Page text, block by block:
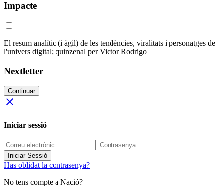
Impacte
El resum analític (i àgil) de les tendències, viralitats i personatges de
l'univers digital; quinzenal per Victor Rodrigo
Nextletter
Continuar
close
Iniciar sessió
Iniciar Sessió
Has oblidat la contrasenya?
No tens compte a Nació?